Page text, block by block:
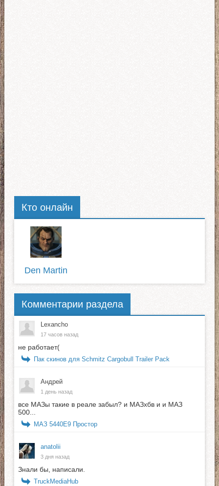
Кто онлайн
Den Martin
Комментарии раздела
Lexancho
17 часов назад
не работает(
Пак скинов для Schmitz Cargobull Trailer Pack
Андрей
1 день назад
все МАЗы такие в реале забыл? и МАЗхбв и и МАЗ
500...
МАЗ 5440E9 Простор
anatolii
3 дня назад
Знали бы, написали.
TruckMediaHub